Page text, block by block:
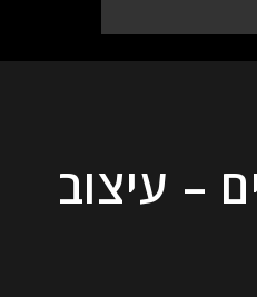
– עיצוב